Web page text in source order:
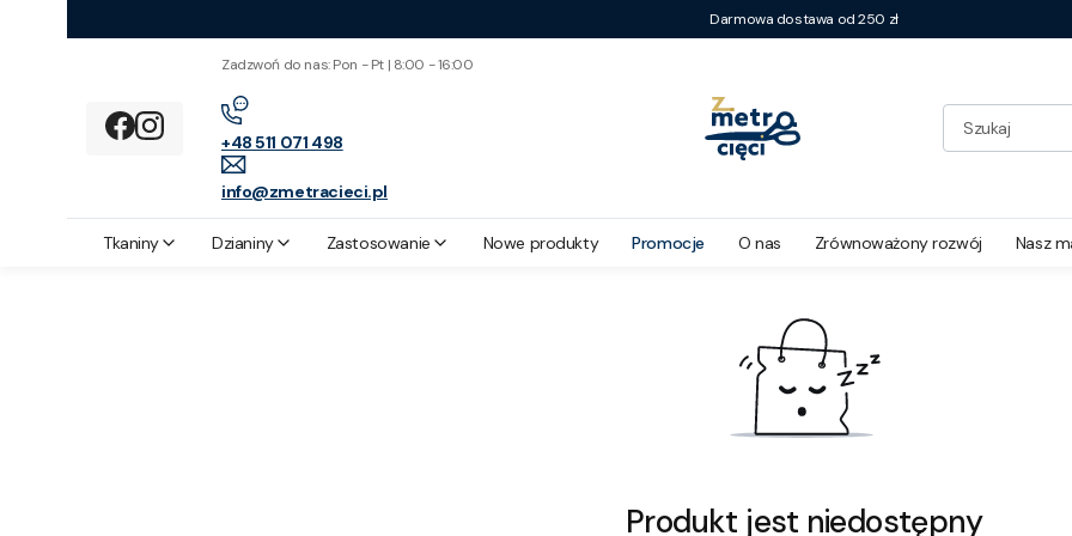
Darmowa dostawa od 250 zł
Zadzwoń do nas: Pon - Pt | 8:00 - 16:00
+48 511 071 498
info@zmetracieci.pl
Tkaniny Dzianiny Zastosowanie Nowe produkty Promocje O nas Zrównoważony rozwój Nasz
Produkt jest niedostępny